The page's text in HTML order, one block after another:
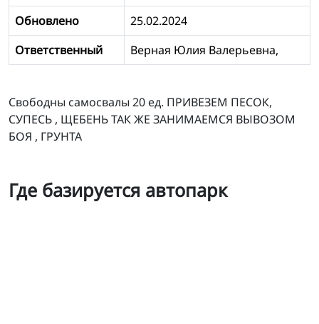
Обновлено
25.02.2024
Ответственный
Верная Юлия Валерьевна,
Свободны самосвалы 20 ед. ПРИВЕЗЕМ ПЕСОК,
СУПЕСЬ , ЩЕБЕНЬ ТАК ЖЕ ЗАНИМАЕМСЯ ВЫВОЗОМ
БОЯ , ГРУНТА
Где базируется автопарк